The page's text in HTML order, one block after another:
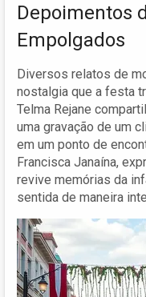
Depoimentos
Empolgados
Diversos relatos de
nostalgia que a festa
Telma Rejane
uma gravação de um
em um ponto de
Francisca Janaína,
revive memórias da
sentida de maneira